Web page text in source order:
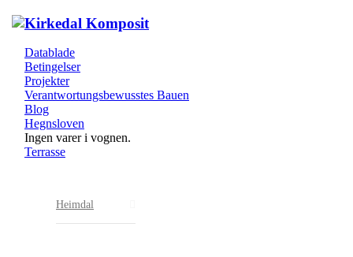
Datablade
Betingelser
Projekter
Verantwortungsbewusstes Bauen
Blog
Hegnsloven
Ingen varer i vognen.
Terrasse
Heimdal